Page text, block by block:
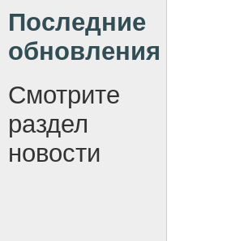
Последние
обновления
Смотрите
раздел
новости